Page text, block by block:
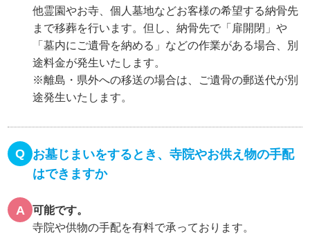
他霊園やお寺、個人墓地などお客様の希望する納骨先
まで移葬を行います。但し、納骨先で「扉開閉」や
「墓内にご遺骨を納める」などの作業がある場合、別
途料金が発生いたします。
※離島・県外への移送の場合は、ご遺骨の郵送代が別
途発生いたします。
Q お墓じまいをするとき、寺院やお供え物の手配
はできますか
A
可能です。
寺院や供物の手配を有料で承っております。